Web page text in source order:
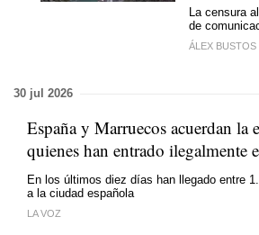
La censura
de
ÁLEX BUSTOS
30 jul 2026
España y Marruecos acuerdan la
quienes han entrado ilegalmente
En los últimos diez días han llegado entre
a la ciudad española
LA VOZ